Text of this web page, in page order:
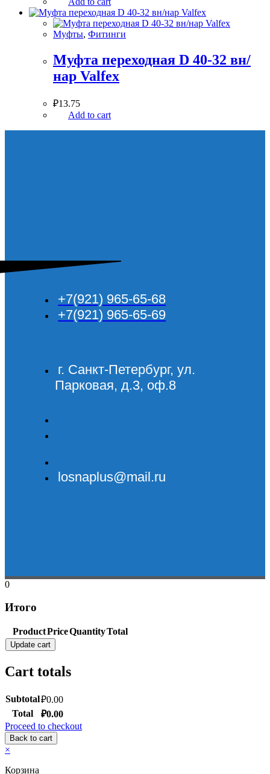
Муфты, Фитинги
Муфта переходная D 40-32 вн/
нар Valfex
₽13.75
Add to cart
+7(921) 965-65-68
+7(921) 965-65-69
г. Санкт-Петербург, ул.
Парковая, д.3, оф.8
losnaplus@mail.ru
0
Итого
ProductPriceQuantityTotal
Update cart
Cart totals
Subtotal₽0.00
Total
₽0.00
Proceed to checkout
Back to cart
×
Корзина